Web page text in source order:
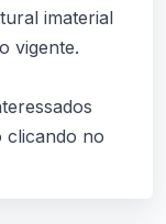
imaterial
vigente.
clicando no